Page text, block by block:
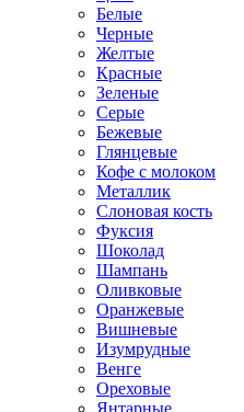
Белые
Черные
Желтые
Красные
Зеленые
Серые
Бежевые
Глянцевые
Кофе с молоком
Металлик
Слоновая кость
Фуксия
Шоколад
Шампань
Оливковые
Оранжевые
Вишневые
Изумрудные
Венге
Ореховые
Янтарные